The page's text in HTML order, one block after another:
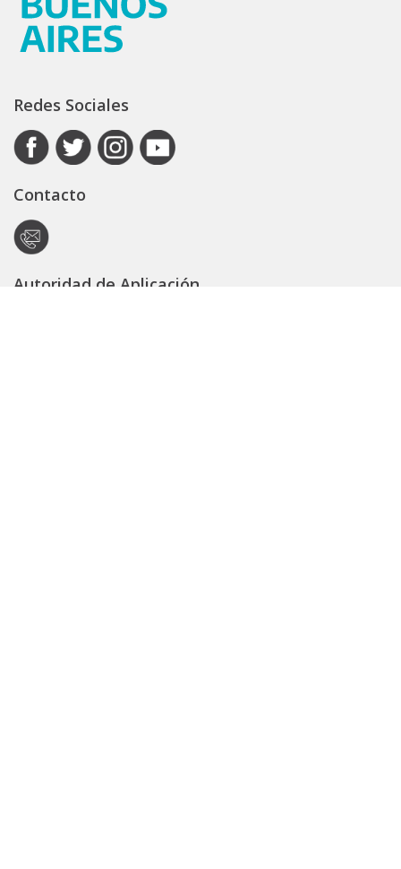
Redes Sociales
Contacto
Autoridad de Aplicación